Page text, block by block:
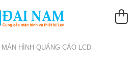
MÀN HÌNH QUẢNG CÁO LCD